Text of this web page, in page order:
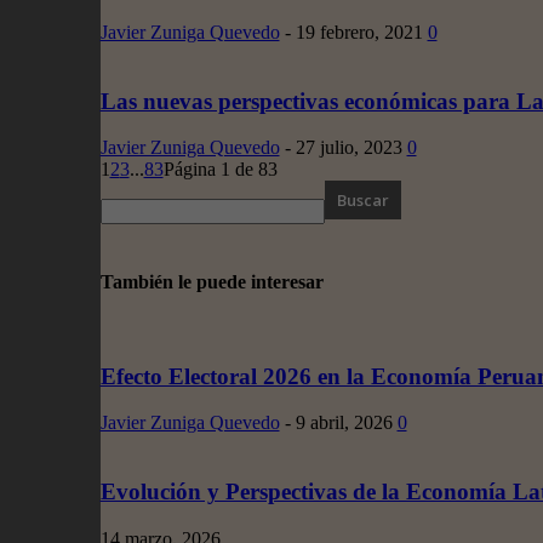
Javier Zuniga Quevedo - 19 febrero, 2021 0
Las nuevas perspectivas económicas para
Javier Zuniga Quevedo - 27 julio, 2023 0
1 23...83Página 1 de 83
También le puede interesar
Efecto Electoral 2026 en la Economía
Javier Zuniga Quevedo - 9 abril, 2026 0
Evolución y Perspectivas de la Economía
14 marzo, 2026